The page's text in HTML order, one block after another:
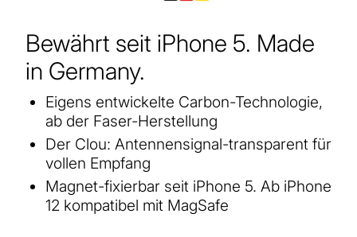
Bewährt seit iPhone 5. Made
in Germany.
Eigens entwickelte Carbon-Technologie,
ab der Faser-Herstellung
Der Clou: Antennensignal-transparent für
vollen Empfang
Magnet-fixierbar seit iPhone 5. Ab iPhone
12 kompatibel mit MagSafe